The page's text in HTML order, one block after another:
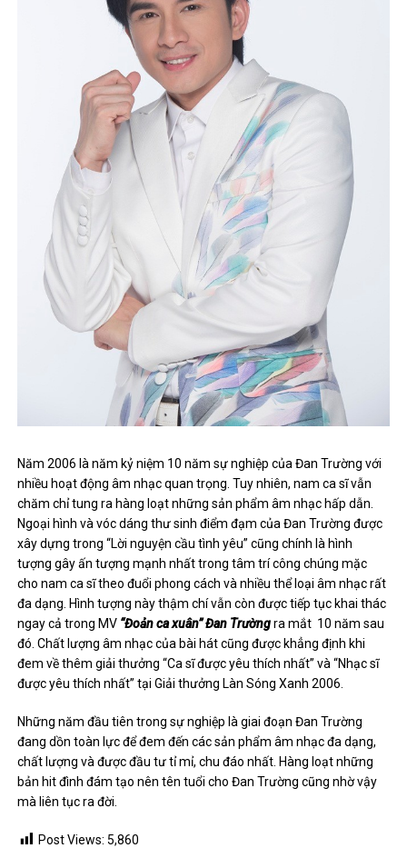
Năm 2006 là năm kỷ niệm 10 năm sự nghiệp của Đan Trường với
nhiều hoạt động âm nhạc quan trọng. Tuy nhiên, nam ca sĩ vẫn
chăm chỉ tung ra hàng loạt những sản phẩm âm nhạc hấp dẫn.
Ngoại hình và vóc dáng thư sinh điểm đạm của Đan Trường được
xây dựng trong “Lời nguyện cầu tình yêu” cũng chính là hình
tượng gây ấn tượng mạnh nhất trong tâm trí công chúng mặc
cho nam ca sĩ theo đuổi phong cách và nhiều thể loại âm nhạc rất
đa dạng. Hình tượng này thậm chí vẫn còn được tiếp tục khai thác
ngay cả trong MV “Đoản ca xuân” Đan Trườngra mắt 10 năm sau
đó. Chất lượng âm nhạc của bài hát cũng được khẳng định khi
đem về thêm giải thưởng “Ca sĩ được yêu thích nhất” và “Nhạc sĩ
được yêu thích nhất” tại Giải thưởng Làn Sóng Xanh 2006.
Những năm đầu tiên trong sự nghiệp là giai đoạn Đan Trường
đang dồn toàn lực để đem đến các sản phẩm âm nhạc đa dạng,
chất lượng và được đầu tư tỉ mỉ, chu đáo nhất. Hàng loạt những
bản hit đình đám tạo nên tên tuổi cho Đan Trường cũng nhờ vậy
mà liên tục ra đời.
Post Views: 5,860